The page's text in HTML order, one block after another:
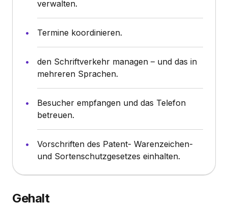
verwalten.
Termine koordinieren.
den Schriftverkehr managen – und das in
mehreren Sprachen.
Besucher empfangen und das Telefon
betreuen.
Vorschriften des Patent- Warenzeichen-
und Sortenschutzgesetzes einhalten.
Gehalt